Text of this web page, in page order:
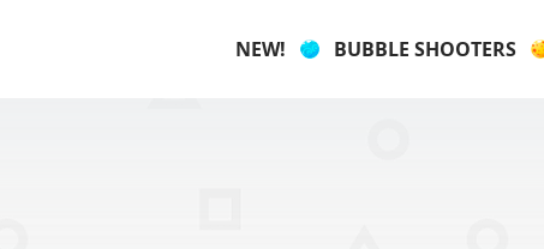
NEW! BUBBLE SHOOTERS